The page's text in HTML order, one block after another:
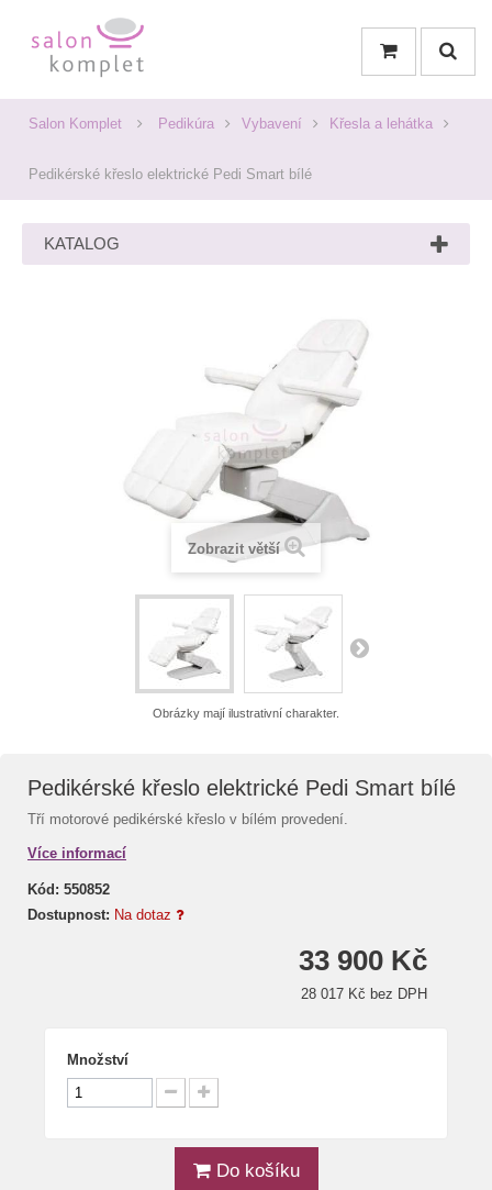
Salon Komplet Pedikúra Vybavení Křesla a lehátka
Pedikérské křeslo elektrické Pedi Smart bílé
KATALOG
Zobrazit větší
Obrázky mají ilustrativní charakter.
Pedikérské křeslo elektrické Pedi Smart bílé
Tří motorové pedikérské křeslo v bílém provedení.
Více informací
Kód: 550852
Dostupnost: Na dotaz
33 900 Kč
28 017 Kč bez DPH
Množství
Do košíku